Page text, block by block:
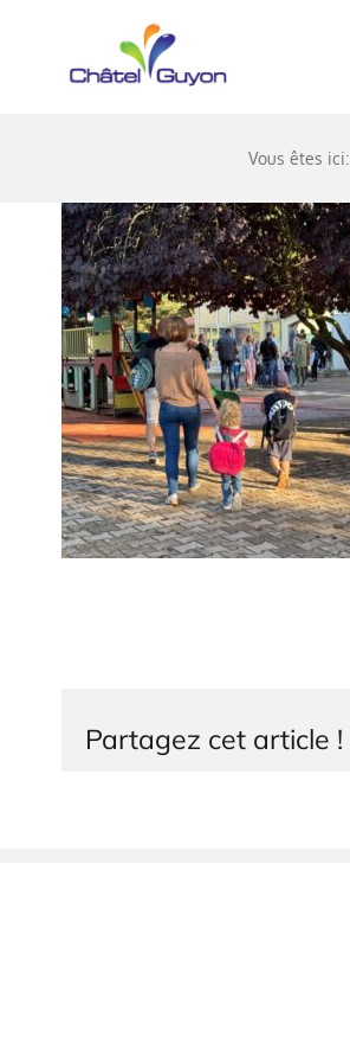
Vous êtes ici:
Partagez cet article !